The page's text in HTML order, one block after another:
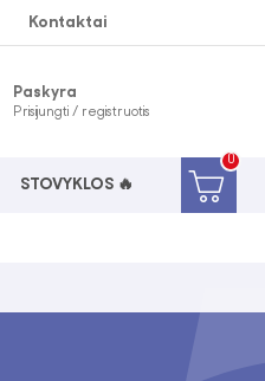
Kontaktai
Paskyra
Prisijungti / registruotis
STOVYKLOS 🔥
0